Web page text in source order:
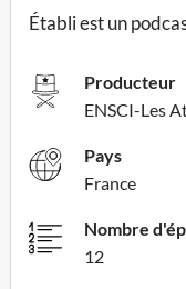
Établi est un
Producteur
ENSCI-Les
Pays
France
Nombre
12